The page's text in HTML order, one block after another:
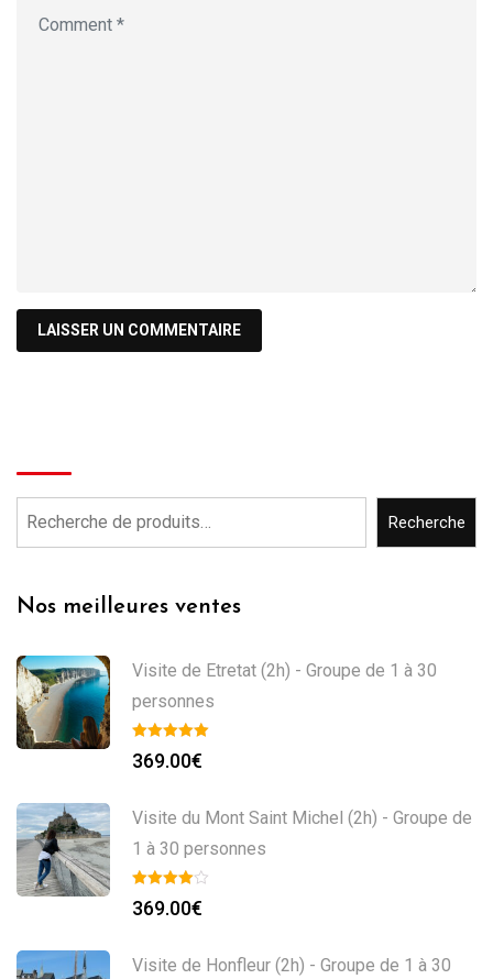
Recherche
Nos meilleures ventes
Visite de Etretat (2h) - Groupe de 1 à 30
personnes
369.00€
Visite du Mont Saint Michel (2h) - Groupe de
1 à 30 personnes
369.00€
Visite de Honfleur (2h) - Groupe de 1 à 30